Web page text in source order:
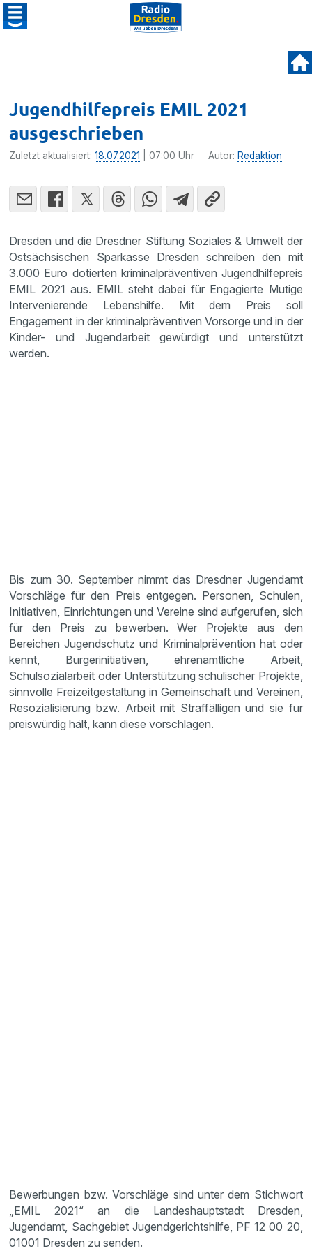
Jugendhilfepreis EMIL 2021
ausgeschrieben
Zuletzt aktualisiert:18.07.2021 | 07:00 Uhr Autor: Redaktion
Dresden und die Dresdner Stiftung Soziales & Umwelt der
Ostsächsischen Sparkasse Dresden schreiben den mit
3.000 Euro dotierten kriminalpräventiven Jugendhilfepreis
EMIL 2021 aus. EMIL steht dabei für Engagierte Mutige
Intervenierende Lebenshilfe. Mit dem Preis soll
Engagement in der kriminalpräventiven Vorsorge und in der
Kinder- und Jugendarbeit gewürdigt und unterstützt
werden.
Bis zum 30. September nimmt das Dresdner Jugendamt
Vorschläge für den Preis entgegen. Personen, Schulen,
Initiativen, Einrichtungen und Vereine sind aufgerufen, sich
für den Preis zu bewerben. Wer Projekte aus den
Bereichen Jugendschutz und Kriminalprävention hat oder
kennt, Bürgerinitiativen, ehrenamtliche Arbeit,
Schulsozialarbeit oder Unterstützung schulischer Projekte,
sinnvolle Freizeitgestaltung in Gemeinschaft und Vereinen,
Resozialisierung bzw. Arbeit mit Straffälligen und sie für
preiswürdig hält, kann diese vorschlagen.
Bewerbungen bzw. Vorschläge sind unter dem Stichwort
„EMIL 2021“ an die Landeshauptstadt Dresden,
Jugendamt, Sachgebiet Jugendgerichtshilfe, PF 12 00 20,
01001 Dresden zu senden.